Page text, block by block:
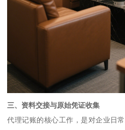
三、资料交接与原始凭证收集
代理记账的核心工作，是对企业日